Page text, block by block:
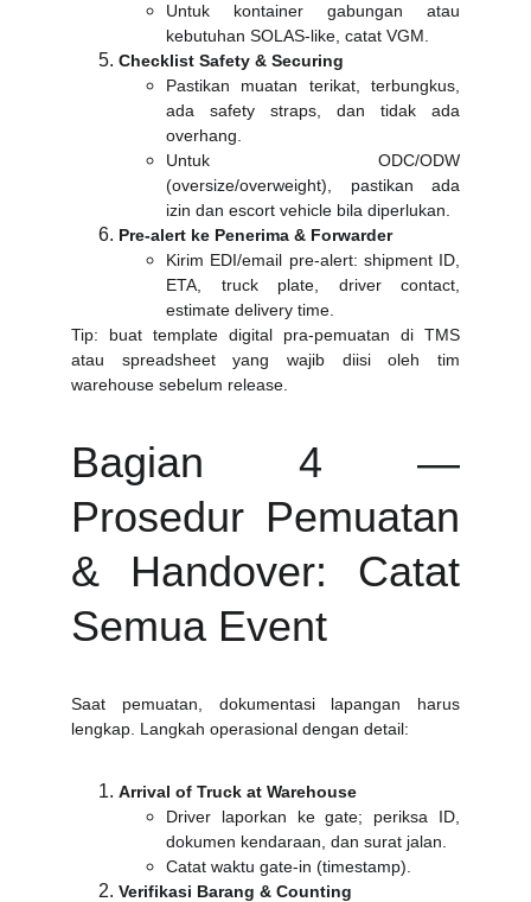
Untuk kontainer gabungan atau
kebutuhan SOLAS-like, catat VGM.
Checklist Safety & Securing
Pastikan muatan terikat, terbungkus,
ada safety straps, dan tidak ada
overhang.
Untuk ODC/ODW
(oversize/overweight), pastikan ada
izin dan escort vehicle bila diperlukan.
Pre-alert ke Penerima & Forwarder
Kirim EDI/email pre-alert: shipment ID,
ETA, truck plate, driver contact,
estimate delivery time.
Tip: buat template digital pra-pemuatan di TMS
atau spreadsheet yang wajib diisi oleh tim
warehouse sebelum release.
Bagian 4 —
Prosedur Pemuatan
& Handover: Catat
Semua Event
Saat pemuatan, dokumentasi lapangan harus
lengkap. Langkah operasional dengan detail:
Arrival of Truck at Warehouse
Driver laporkan ke gate; periksa ID,
dokumen kendaraan, dan surat jalan.
Catat waktu gate-in (timestamp).
Verifikasi Barang & Counting